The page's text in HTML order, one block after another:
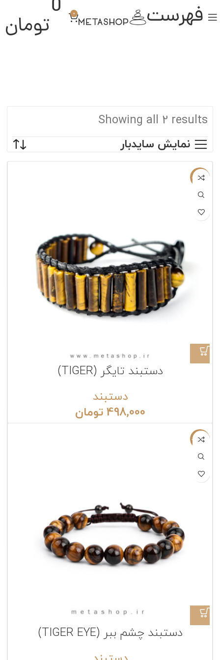
فهرست 0
0
تومان
Showing all 2 results
نمایش سایدبار
ناموجود
دستبند تایگر (TIGER)
دستبند
498,000 تومان
ناموجود
دستبند چشم ببر (TIGER EYE)